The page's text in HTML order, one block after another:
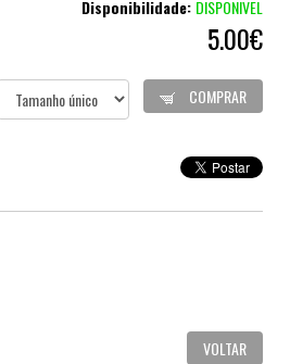
Disponibilidade: DISPONIVEL
5.00€
COMPRAR
VOLTAR